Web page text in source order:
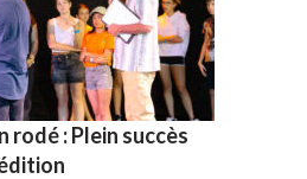
rodé : Plein succès